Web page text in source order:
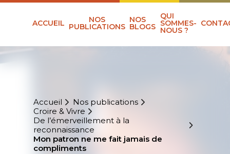
ACCUEIL NOS
PUBLICATIONS
NOS
BLOGS
QUI
SOMMES-
NOUS ?
Accueil
Nos publications
Croire & Vivre
De l’émerveillement à la
reconnaissance
Mon patron ne me fait jamais de
compliments